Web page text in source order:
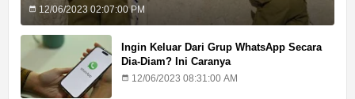
12/06/2023 02:07:00 PM
Ingin Keluar Dari Grup WhatsApp Secara
Dia-Diam? Ini Caranya
12/06/2023 08:31:00 AM